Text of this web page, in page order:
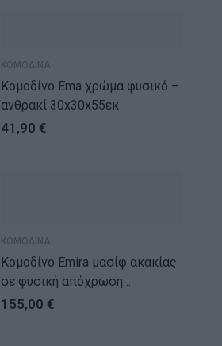
ΚΟΜΟΔΙΝΑ
Κομοδίνο Ema χρώμα φυσικό –
ανθρακί 30x30x55εκ
41,90€
ΚΟΜΟΔΙΝΑ
Κομοδίνο Emira μασίφ ακακίας
σε φυσική απόχρωση
40x40x54εκ
155,00€